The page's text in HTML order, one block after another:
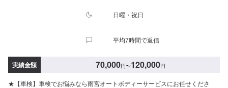
備考欄にて事前にお伝えいただきますとスムーズです。よろしくお願いいた
着までのお日にちがかかるため、納車までお時間をいただきます。※車種や状
場合もございます。※内容などにより、代車の貸し出しが出来かねる場合もご
ざいます。予めご了承ください。【定休日・営業時間】定休日：日曜日営業
日曜・祝日
平均7時間で返信
実績金額 70,000円〜120,000円
★【車検】車検でお悩みなら雨宮オートボディーサービスにお任せくださ